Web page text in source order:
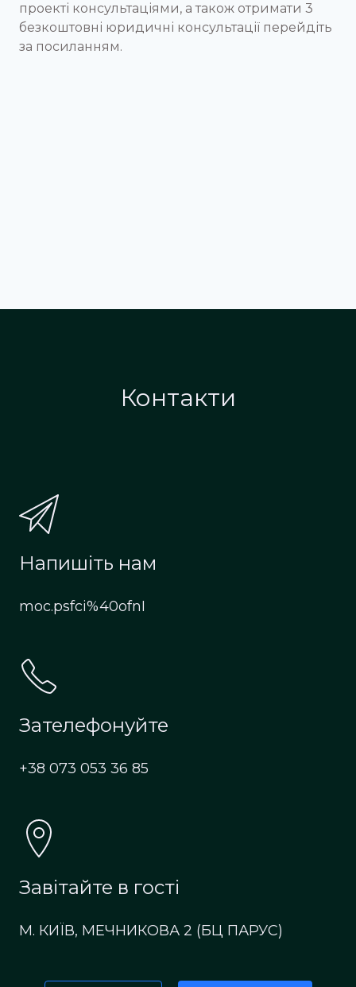
проекті консультаціями, а також отримати 3
безкоштовні юридичні консультації перейдіть
за посиланням.
Контакти
Напишіть нам
moc.psfci%40ofnI
Зателефонуйте
+38 073 053 36 85
Завітайте в гості
М. КИЇВ, МЕЧНИКОВА 2 (БЦ ПАРУС)